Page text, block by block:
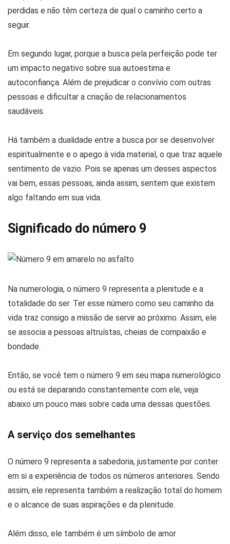
perdidas e não têm certeza de qual o caminho certo a
seguir.
Em segundo lugar, porque a busca pela perfeição pode ter
um impacto negativo sobre sua autoestima e
autoconfiança. Além de prejudicar o convívio com outras
pessoas e dificultar a criação de relacionamentos
saudáveis.
Há também a dualidade entre a busca por se desenvolver
espiritualmente e o apego à vida material, o que traz aquele
sentimento de vazio. Pois se apenas um desses aspectos
vai bem, essas pessoas, ainda assim, sentem que existem
algo faltando em sua vida.
Significado do número 9
Na numerologia, o número 9 representa a plenitude e a
totalidade do ser. Ter esse número como seu caminho da
vida traz consigo a missão de servir ao próximo. Assim, ele
se associa a pessoas altruístas, cheias de compaixão e
bondade.
Então, se você tem o número 9 em seu mapa numerológico
ou está se deparando constantemente com ele, veja
abaixo um pouco mais sobre cada uma dessas questões.
A serviço dos semelhantes
O número 9 representa a sabedoria, justamente por conter
em si a experiência de todos os números anteriores. Sendo
assim, ele representa também a realização total do homem
e o alcance de suas aspirações e da plenitude.
Além disso, ele também é um símbolo de amor